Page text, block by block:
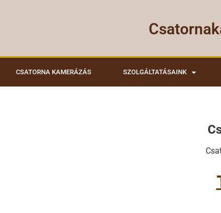
CSATORNA KAMERÁZÁS SZOLGÁLTATÁSAINK